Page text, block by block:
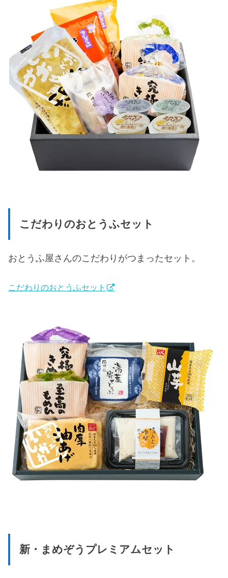
こだわりのおとうふセット
おとうふ屋さんのこだわりがつまったセット。
こだわりのおとうふセット
新・まめぞうプレミアムセット